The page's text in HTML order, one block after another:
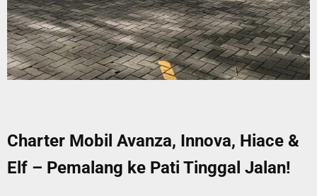
Charter Mobil Avanza, Innova, Hiace &
Elf – Pemalang ke Pati Tinggal Jalan!